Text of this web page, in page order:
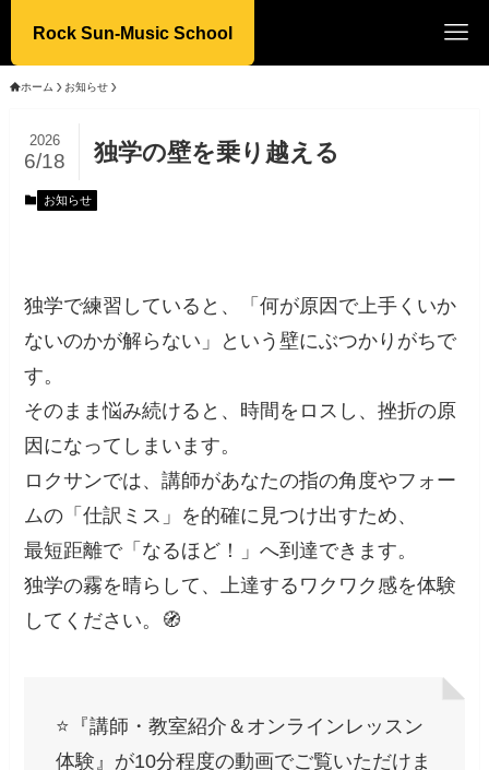
Rock Sun-Music School
ホーム お知らせ
独学の壁を乗り越える
2026
6/18
お知らせ
独学で練習していると、「何が原因で上手くいか
ないのかが解らない」という壁にぶつかりがちで
す。
そのまま悩み続けると、時間をロスし、挫折の原
因になってしまいます。
ロクサンでは、講師があなたの指の角度やフォー
ムの「仕訳ミス」を的確に見つけ出すため、
最短距離で「なるほど！」へ到達できます。
独学の霧を晴らして、上達するワクワク感を体験
してください。🧭
⭐️『講師・教室紹介＆オンラインレッスン
体験』が10分程度の動画でご覧いただけま